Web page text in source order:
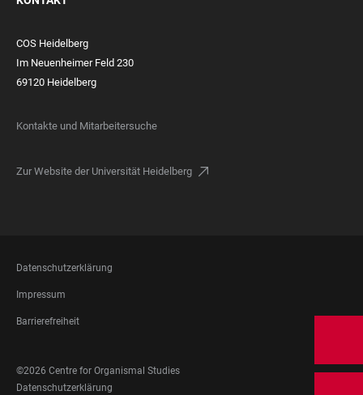
COS Heidelberg
Im Neuenheimer Feld 230
69120 Heidelberg
Kontakte und Mitarbeitersuche
Zur Website der Universität Heidelberg
FOOTER
LEGAL
Datenschutzerklärung
Impressum
Barrierefreiheit
©2026 Centre for Organismal Studies
FOOTER
Datenschutzerklärung